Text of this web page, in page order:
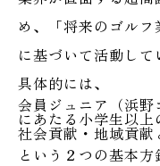
め、「将来のゴル
に基づいて活動して
具体的には、
会員ジュニア（浜
にあたる小学生以
社会貢献・地域貢
という２つの基本方